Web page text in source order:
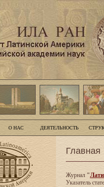
О НАС ДЕЯТЕЛЬНОСТЬ
Главная
Журнал"
Указатель